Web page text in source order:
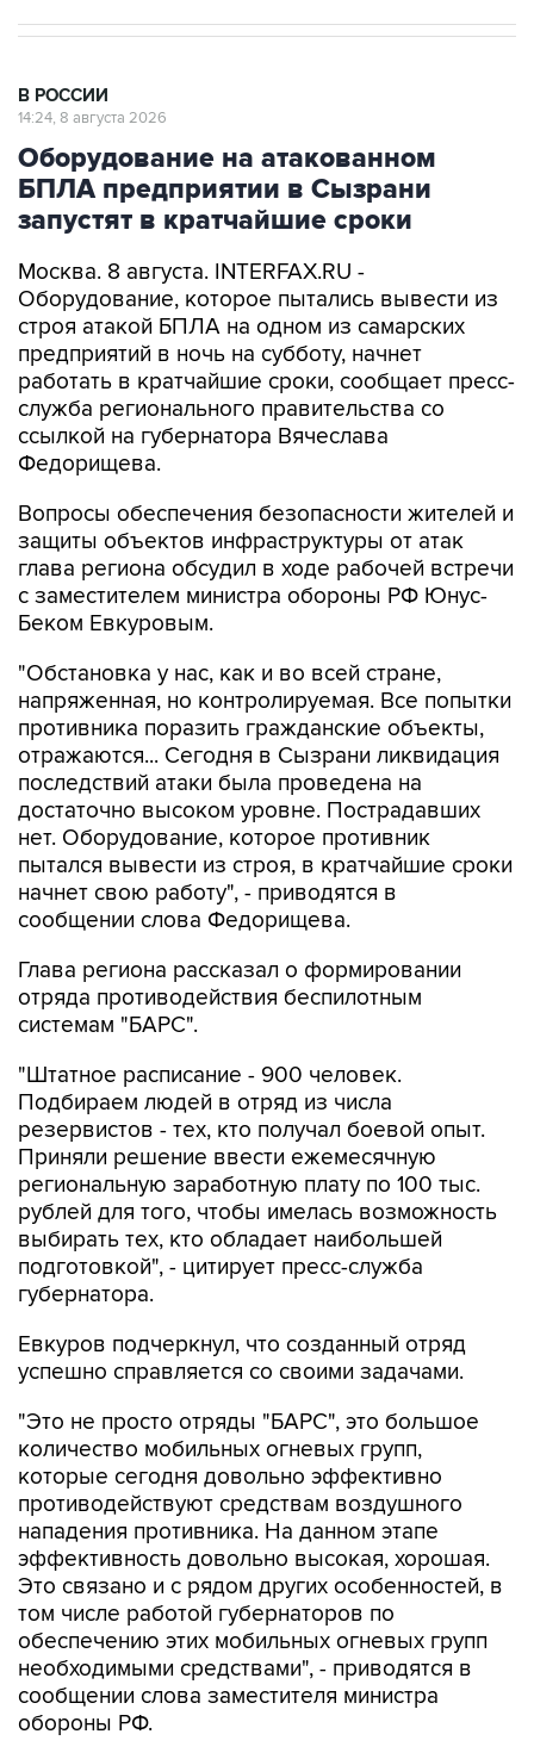
В РОССИИ
14:24, 8 августа 2026
Оборудование на атакованном
БПЛА предприятии в Сызрани
запустят в кратчайшие сроки
Москва. 8 августа. INTERFAX.RU -
Оборудование, которое пытались вывести из
строя атакой БПЛА на одном из самарских
предприятий в ночь на субботу, начнет
работать в кратчайшие сроки, сообщает пресс-
служба регионального правительства со
ссылкой на губернатора Вячеслава
Федорищева.
Вопросы обеспечения безопасности жителей и
защиты объектов инфраструктуры от атак
глава региона обсудил в ходе рабочей встречи
с заместителем министра обороны РФ Юнус-
Беком Евкуровым.
"Обстановка у нас, как и во всей стране,
напряженная, но контролируемая. Все попытки
противника поразить гражданские объекты,
отражаются... Сегодня в Сызрани ликвидация
последствий атаки была проведена на
достаточно высоком уровне. Пострадавших
нет. Оборудование, которое противник
пытался вывести из строя, в кратчайшие сроки
начнет свою работу", - приводятся в
сообщении слова Федорищева.
Глава региона рассказал о формировании
отряда противодействия беспилотным
системам "БАРС".
"Штатное расписание - 900 человек.
Подбираем людей в отряд из числа
резервистов - тех, кто получал боевой опыт.
Приняли решение ввести ежемесячную
региональную заработную плату по 100 тыс.
рублей для того, чтобы имелась возможность
выбирать тех, кто обладает наибольшей
подготовкой", - цитирует пресс-служба
губернатора.
Евкуров подчеркнул, что созданный отряд
успешно справляется со своими задачами.
"Это не просто отряды "БАРС", это большое
количество мобильных огневых групп,
которые сегодня довольно эффективно
противодействуют средствам воздушного
нападения противника. На данном этапе
эффективность довольно высокая, хорошая.
Это связано и с рядом других особенностей, в
том числе работой губернаторов по
обеспечению этих мобильных огневых групп
необходимыми средствами", - приводятся в
сообщении слова заместителя министра
обороны РФ.